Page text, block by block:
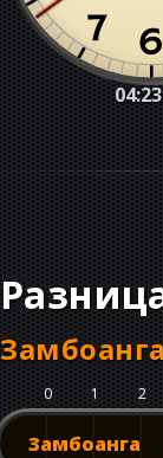
0 1 2
Замбоанга